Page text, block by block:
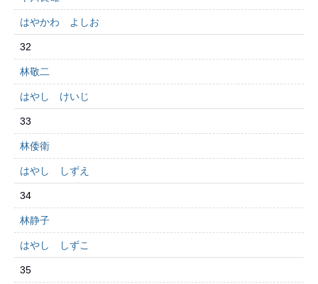
はやかわ よしお
32
林敬二
はやし けいじ
33
林倭衛
はやし しずえ
34
林静子
はやし しずこ
35